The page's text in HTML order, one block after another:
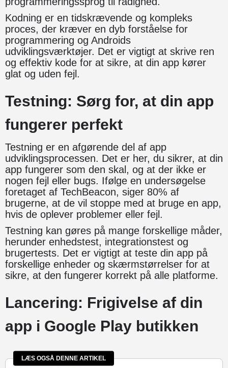
Kodning er en tidskrævende og kompleks
proces, der kræver en dyb forståelse for
programmering og Androids
udviklingsværktøjer. Det er vigtigt at skrive ren
og effektiv kode for at sikre, at din app kører
glat og uden fejl.
Testning: Sørg for, at din app
fungerer perfekt
Testning er en afgørende del af app
udviklingsprocessen. Det er her, du sikrer, at din
app fungerer som den skal, og at der ikke er
nogen fejl eller bugs. Ifølge en undersøgelse
foretaget af TechBeacon, siger 80% af
brugerne, at de vil stoppe med at bruge en app,
hvis de oplever problemer eller fejl.
Testning kan gøres på mange forskellige måder,
herunder enhedstest, integrationstest og
brugertests. Det er vigtigt at teste din app på
forskellige enheder og skærmstørrelser for at
sikre, at den fungerer korrekt på alle platforme.
Lancering: Frigivelse af din
app i Google Play butikken
LÆS OGSÅ DENNE ARTIKEL